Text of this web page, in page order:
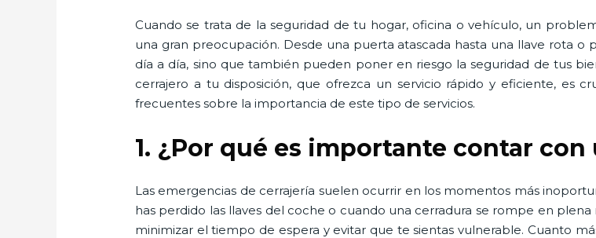
Cuando se trata de la seguridad de tu hogar, oficina o vehículo, un
una gran preocupación. Desde una puerta atascada hasta una llave rota
día a día, sino que también pueden poner en riesgo la seguridad de tus
cerrajero a tu disposición, que ofrezca un servicio rápido y eficiente, es
frecuentes sobre la importancia de este tipo de servicios.
1. ¿Por qué es importante contar
Las emergencias de cerrajería suelen ocurrir en los momentos más
has perdido las llaves del coche o cuando una cerradura se rompe en
minimizar el tiempo de espera y evitar que te sientas vulnerable. Cuanto